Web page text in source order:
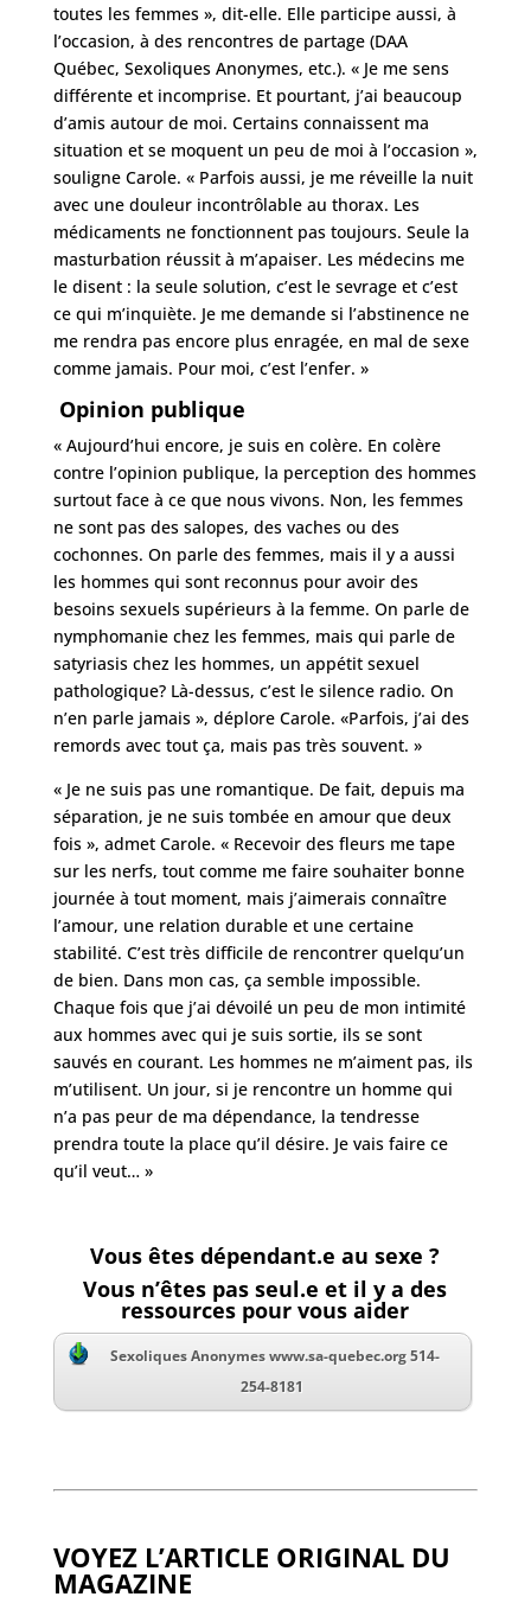
toutes les femmes », dit-elle. Elle participe aussi, à
l’occasion, à des rencontres de partage (DAA
Québec, Sexoliques Anonymes, etc.). « Je me sens
différente et incomprise. Et pourtant, j’ai beaucoup
d’amis autour de moi. Certains connaissent ma
situation et se moquent un peu de moi à l’occasion »,
souligne Carole. « Parfois aussi, je me réveille la nuit
avec une douleur incontrôlable au thorax. Les
médicaments ne fonctionnent pas toujours. Seule la
masturbation réussit à m’apaiser. Les médecins me
le disent : la seule solution, c’est le sevrage et c’est
ce qui m’inquiète. Je me demande si l’abstinence ne
me rendra pas encore plus enragée, en mal de sexe
comme jamais. Pour moi, c’est l’enfer. »
Opinion publique
« Aujourd’hui encore, je suis en colère. En colère
contre l’opinion publique, la perception des hommes
surtout face à ce que nous vivons. Non, les femmes
ne sont pas des salopes, des vaches ou des
cochonnes. On parle des femmes, mais il y a aussi
les hommes qui sont reconnus pour avoir des
besoins sexuels supérieurs à la femme. On parle de
nymphomanie chez les femmes, mais qui parle de
satyriasis chez les hommes, un appétit sexuel
pathologique? Là-dessus, c’est le silence radio. On
n’en parle jamais », déplore Carole. «Parfois, j’ai des
remords avec tout ça, mais pas très souvent. »
« Je ne suis pas une romantique. De fait, depuis ma
séparation, je ne suis tombée en amour que deux
fois », admet Carole. « Recevoir des fleurs me tape
sur les nerfs, tout comme me faire souhaiter bonne
journée à tout moment, mais j’aimerais connaître
l’amour, une relation durable et une certaine
stabilité. C’est très difficile de rencontrer quelqu’un
de bien. Dans mon cas, ça semble impossible.
Chaque fois que j’ai dévoilé un peu de mon intimité
aux hommes avec qui je suis sortie, ils se sont
sauvés en courant. Les hommes ne m’aiment pas, ils
m’utilisent. Un jour, si je rencontre un homme qui
n’a pas peur de ma dépendance, la tendresse
prendra toute la place qu’il désire. Je vais faire ce
qu’il veut… »
Vous êtes dépendant.e au sexe ?
Vous n’êtes pas seul.e et il y a des
ressources pour vous aider
Sexoliques Anonymeswww.sa-quebec.org 514-
254-8181
VOYEZ L’ARTICLE ORIGINAL DU
MAGAZINE